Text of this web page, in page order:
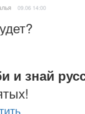
09.06 14:00
и знай